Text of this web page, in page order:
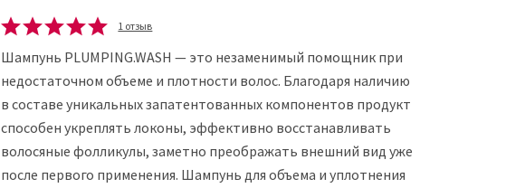
1 отзыв
Шампунь PLUMPING.WASH — это незаменимый помощник при
недостаточном объеме и плотности волос. Благодаря наличию
в составе уникальных запатентованных компонентов продукт
способен укреплять локоны, эффективно восстанавливать
волосяные фолликулы, заметно преображать внешний вид уже
после первого применения. Шампунь для объема и уплотнения